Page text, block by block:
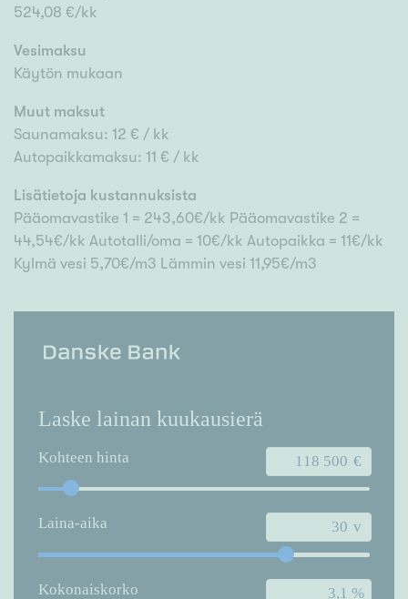
524,08 €/kk
Vesimaksu
Käytön mukaan
Muut maksut
Saunamaksu: 12 € / kk
Autopaikkamaksu: 11 € / kk
Lisätietoja kustannuksista
Pääomavastike 1 = 243,60€/kk Pääomavastike 2 =
44,54€/kk Autotalli/oma = 10€/kk Autopaikka = 11€/kk
Kylmä vesi 5,70€/m3 Lämmin vesi 11,95€/m3